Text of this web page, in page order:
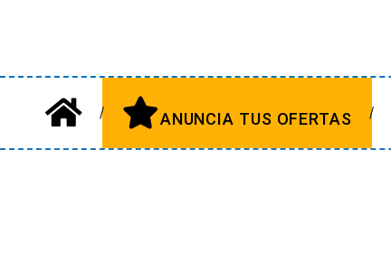
ANUNCIA TUS OFERTAS